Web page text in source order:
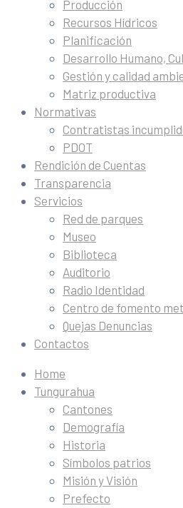
Producción
Recursos Hídricos
Planificación
Desarrollo Humano,
Gestión y calidad
Matriz productiva
Normativas
Contratistas
PDOT
Rendición de Cuentas
Transparencia
Servicios
Red de parques
Museo
Biblioteca
Auditorio
Radio Identidad
Centro de fomento
Quejas Denuncias
Contactos
Home
Tungurahua
Cantones
Demografía
Historia
Símbolos patrios
Misión y Visión
Prefecto